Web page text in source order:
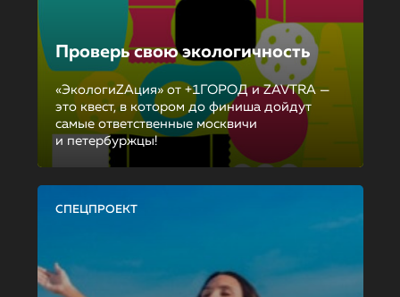
Проверь свою экологичность
«ЭкологиZAция» от +1ГОРОД и ZAVTRA —
это квест, в котором до финиша дойдут
самые ответственные москвичи
и петербуржцы!
СПЕЦПРОЕКТ